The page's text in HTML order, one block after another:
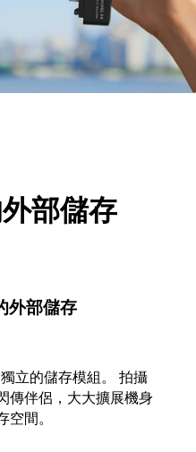
部儲存
外部儲存
立的儲存模組。 拍攝
傳伴侶，大大擴展機身
空間。